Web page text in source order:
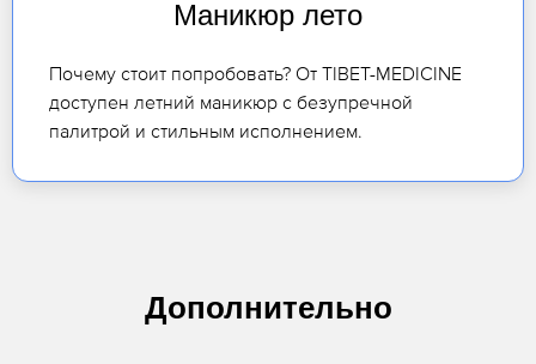
Маникюр лето
Почему стоит попробовать? От TIBET-MEDICINE
доступен летний маникюр с безупречной
палитрой и стильным исполнением.
Дополнительно